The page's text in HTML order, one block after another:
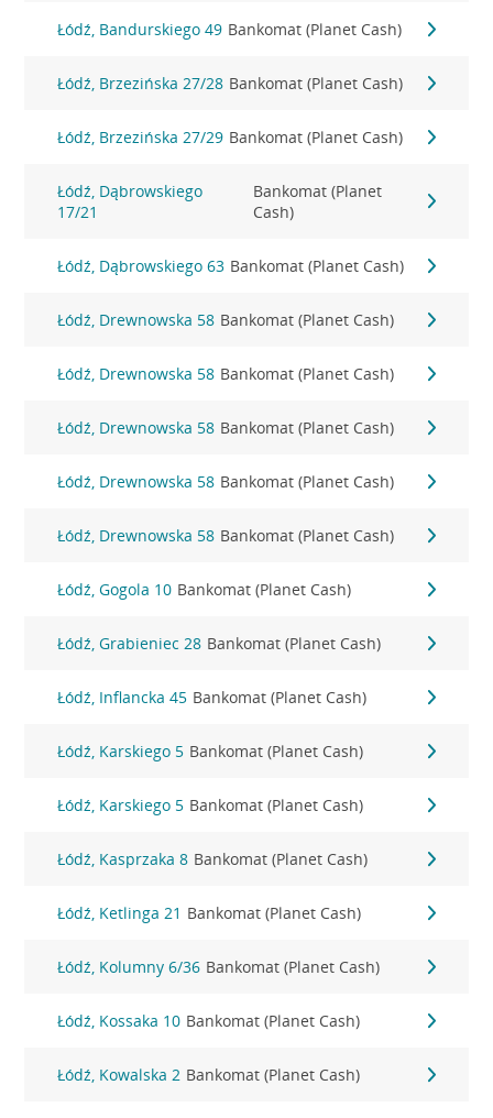
Łódź, Bandurskiego 49 Bankomat (Planet Cash)
Łódź, Brzezińska 27/28 Bankomat (Planet Cash)
Łódź, Brzezińska 27/29 Bankomat (Planet Cash)
Łódź, Dąbrowskiego
17/21
Bankomat (Planet
Cash)
Łódź, Dąbrowskiego 63 Bankomat (Planet Cash)
Łódź, Drewnowska 58 Bankomat (Planet Cash)
Łódź, Drewnowska 58 Bankomat (Planet Cash)
Łódź, Drewnowska 58 Bankomat (Planet Cash)
Łódź, Drewnowska 58 Bankomat (Planet Cash)
Łódź, Drewnowska 58 Bankomat (Planet Cash)
Łódź, Gogola 10 Bankomat (Planet Cash)
Łódź, Grabieniec 28 Bankomat (Planet Cash)
Łódź, Inflancka 45 Bankomat (Planet Cash)
Łódź, Karskiego 5 Bankomat (Planet Cash)
Łódź, Karskiego 5 Bankomat (Planet Cash)
Łódź, Kasprzaka 8 Bankomat (Planet Cash)
Łódź, Ketlinga 21 Bankomat (Planet Cash)
Łódź, Kolumny 6/36 Bankomat (Planet Cash)
Łódź, Kossaka 10 Bankomat (Planet Cash)
Łódź, Kowalska 2 Bankomat (Planet Cash)